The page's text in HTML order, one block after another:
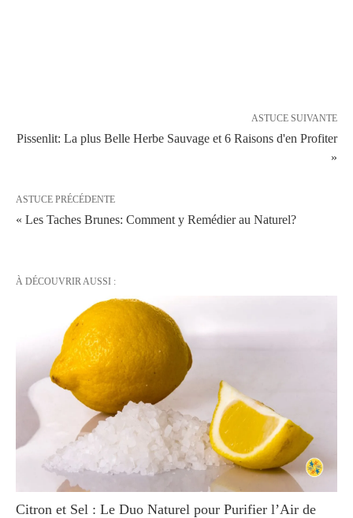
ASTUCE SUIVANTE
Pissenlit: La plus Belle Herbe Sauvage et 6 Raisons d'en Profiter
»
ASTUCE PRÉCÉDENTE
« Les Taches Brunes: Comment y Remédier au Naturel?
À DÉCOUVRIR AUSSI :
Citron et Sel : Le Duo Naturel pour Purifier l’Air de